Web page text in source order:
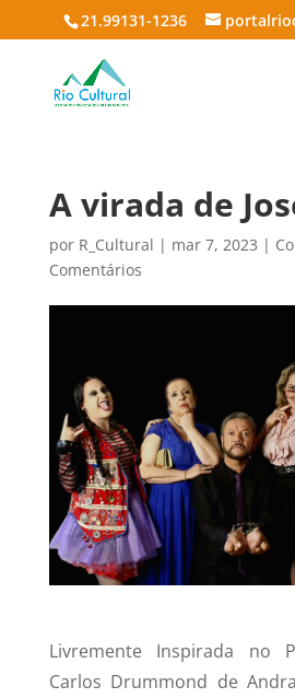
21.99131-1236
A virada de
por R_Cultural | mar 7, 2023 |
Comentários
Livremente Inspirada no
Carlos Drummond de